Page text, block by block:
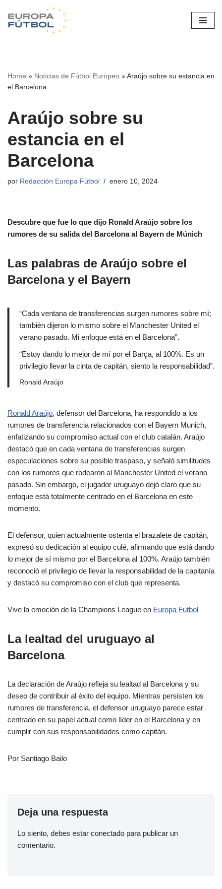
Saltar
Home » Noticias de Fútbol Europeo »Araújo sobre su estancia en
el Barcelona
Araújo sobre su
estancia en el
Barcelona
por Redacción Europa Fútbol enero 10, 2024
Descubre que fue lo que dijo Ronald Araújo sobre los
rumores de su salida del Barcelona al Bayern de Múnich
Las palabras de Araújo sobre el
Barcelona y el Bayern
“Cada ventana de transferencias surgen rumores sobre mí;
también dijeron lo mismo sobre el Manchester United el
verano pasado. Mi enfoque está en el Barcelona”.
“Estoy dando lo mejor de mí por el Barça, al 100%. Es un
privilegio llevar la cinta de capitán, siento la responsabilidad”.
Ronald Araújo
Ronald Araújo, defensor del Barcelona, ha respondido a los
rumores de transferencia relacionados con el Bayern Munich,
enfatizando su compromiso actual con el club catalán. Araújo
destacó que en cada ventana de transferencias surgen
especulaciones sobre su posible traspaso, y señaló similitudes
con los rumores que rodearon al Manchester United el verano
pasado. Sin embargo, el jugador uruguayo dejó claro que su
enfoque está totalmente centrado en el Barcelona en este
momento.
El defensor, quien actualmente ostenta el brazalete de capitán,
expresó su dedicación al equipo culé, afirmando que está dando
lo mejor de sí mismo por el Barcelona al 100%. Araújo también
reconoció el privilegio de llevar la responsabilidad de la capitanía
y destacó su compromiso con el club que representa.
Vive la emoción de la Champions League en Europa Futbol
La lealtad del uruguayo al
Barcelona
La declaración de Araújo refleja su lealtad al Barcelona y su
deseo de contribuir al éxito del equipo. Mientras persisten los
rumores de transferencia, el defensor uruguayo parece estar
centrado en su papel actual como líder en el Barcelona y en
cumplir con sus responsabilidades como capitán.
Por Santiago Bailo
Deja una respuesta
Lo siento, debes estar conectado para publicar un
comentario.